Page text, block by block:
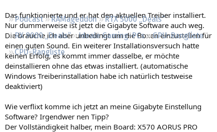
Podcast RAMageddon
RTX 5000 „Deals“
RX 9000 „Deals“
Ideale Gaming-PCs
GPU-Rangliste
CPU-Rangliste
Das funktionierte und er hat den aktuellen Treiber installiert.
Nur dummerweise ist jetzt die Gigabyte Software auch weg.
Die brauche ich aber unbedingt um die Boxen einzustellen für
einen guten Sound. Ein weiterer Installationsversuch hatte
keinen Erfolg, es kommt immer dasselbe, er möchte
deinstallieren ohne das etwas installiert. (automatische
Windows Treiberinstallation habe ich natürlich testweise
deaktiviert)
Wie verflixt komme ich jetzt an meine Gigabyte Einstellung
Software? Irgendwer nen Tipp?
Der Vollständigkeit halber, mein Board: X570 AORUS PRO